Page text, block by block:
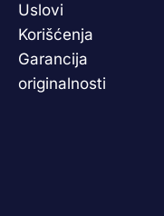
Uslovi
Korišćenja
Garancija
originalnosti